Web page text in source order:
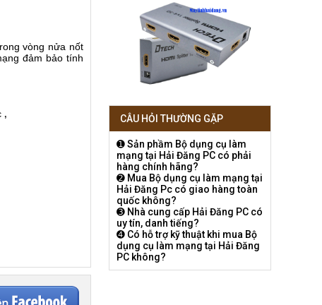
vòng nửa nốt
đảm bảo tính
, CÂU HỎI THƯỜNG GẶP
➊ Sản phầm Bộ dụng cụ làm
mạng tại Hải Đăng PC có phải
hàng chính hãng?
➋ Mua Bộ dụng cụ làm mạng tại
Hải Đăng Pc có giao hàng toàn
quốc không?
➌ Nhà cung cấp Hải Đăng PC có
uy tín, danh tiếng?
➍ Có hỗ trợ kỹ thuật khi mua Bộ
dụng cụ làm mạng tại Hải Đăng
PC không?